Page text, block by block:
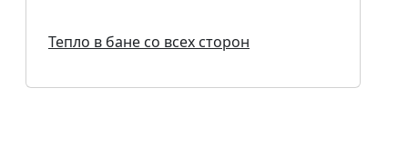
Тепло в бане со всех сторон